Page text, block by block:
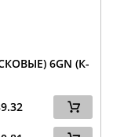
6GN (К-